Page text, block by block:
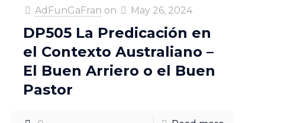
AdFunGaFran on May 26, 2024
DP505 La Predicación en
el Contexto Australiano –
El Buen Arriero o el Buen
Pastor